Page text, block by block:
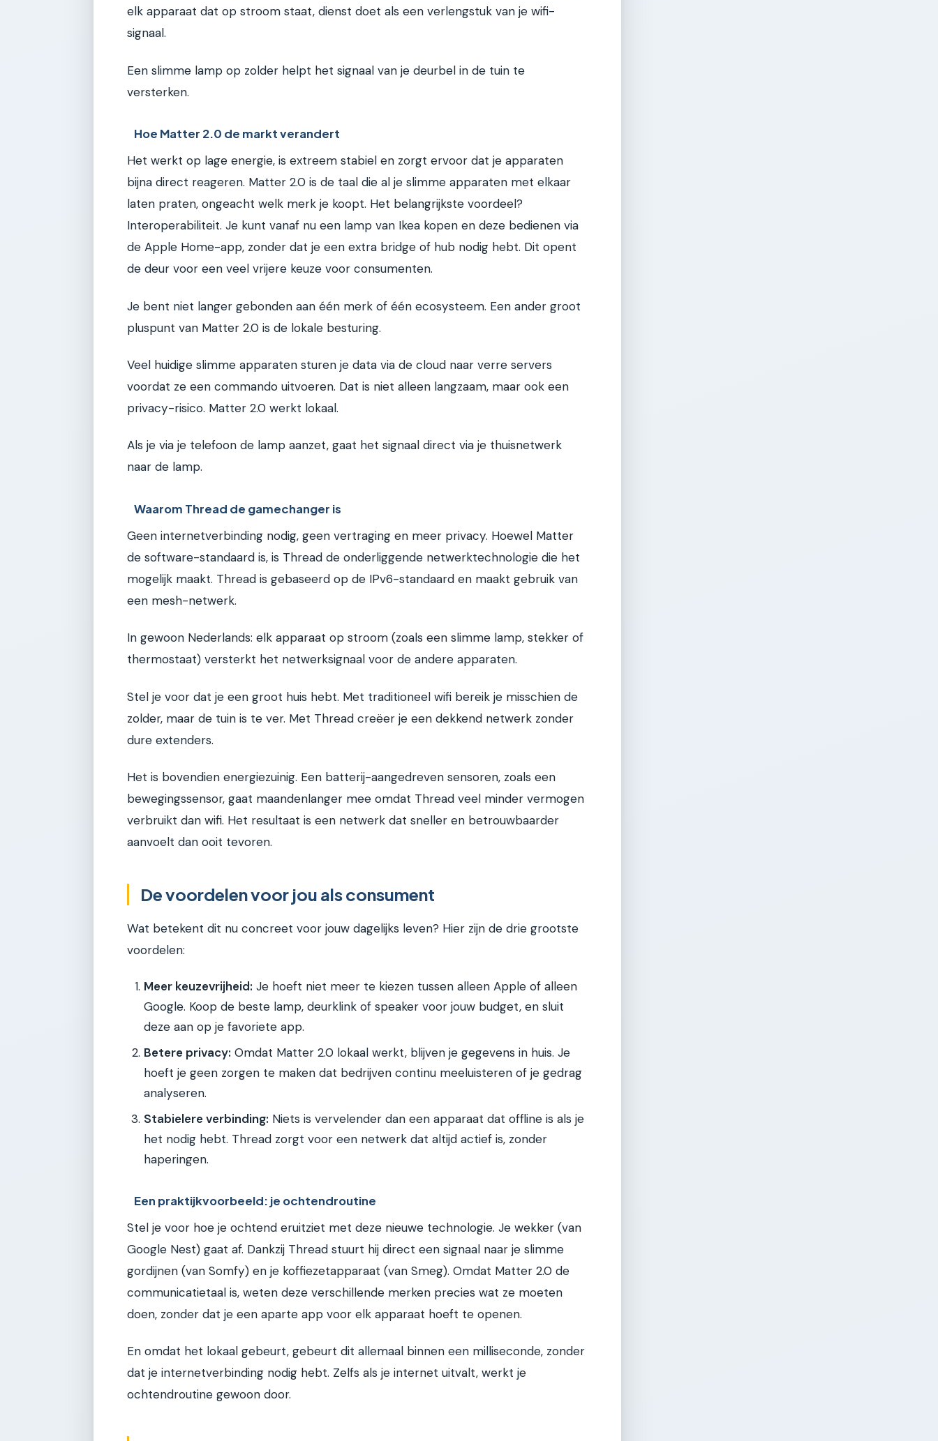
elk apparaat dat op stroom staat, dienst doet als een verlengstuk van je wifi-
signaal.
Een slimme lamp op zolder helpt het signaal van je deurbel in de tuin te
versterken.
Hoe Matter 2.0 de markt verandert
Het werkt op lage energie, is extreem stabiel en zorgt ervoor dat je apparaten
bijna direct reageren. Matter 2.0 is de taal die al je slimme apparaten met elkaar
laten praten, ongeacht welk merk je koopt. Het belangrijkste voordeel?
Interoperabiliteit. Je kunt vanaf nu een lamp van Ikea kopen en deze bedienen via
de Apple Home-app, zonder dat je een extra bridge of hub nodig hebt. Dit opent
de deur voor een veel vrijere keuze voor consumenten.
Je bent niet langer gebonden aan één merk of één ecosysteem. Een ander groot
pluspunt van Matter 2.0 is de lokale besturing.
Veel huidige slimme apparaten sturen je data via de cloud naar verre servers
voordat ze een commando uitvoeren. Dat is niet alleen langzaam, maar ook een
privacy-risico. Matter 2.0 werkt lokaal.
Als je via je telefoon de lamp aanzet, gaat het signaal direct via je thuisnetwerk
naar de lamp.
Waarom Thread de gamechanger is
Geen internetverbinding nodig, geen vertraging en meer privacy. Hoewel Matter
de software-standaard is, is Thread de onderliggende netwerktechnologie die het
mogelijk maakt. Thread is gebaseerd op de IPv6-standaard en maakt gebruik van
een mesh-netwerk.
In gewoon Nederlands: elk apparaat op stroom (zoals een slimme lamp, stekker of
thermostaat) versterkt het netwerksignaal voor de andere apparaten.
Stel je voor dat je een groot huis hebt. Met traditioneel wifi bereik je misschien de
zolder, maar de tuin is te ver. Met Thread creëer je een dekkend netwerk zonder
dure extenders.
Het is bovendien energiezuinig. Een batterij-aangedreven sensoren, zoals een
bewegingssensor, gaat maandenlanger mee omdat Thread veel minder vermogen
verbruikt dan wifi. Het resultaat is een netwerk dat sneller en betrouwbaarder
aanvoelt dan ooit tevoren.
De voordelen voor jou als consument
Wat betekent dit nu concreet voor jouw dagelijks leven? Hier zijn de drie grootste
voordelen:
Meer keuzevrijheid: Je hoeft niet meer te kiezen tussen alleen Apple of alleen
Google. Koop de beste lamp, deurklink of speaker voor jouw budget, en sluit
deze aan op je favoriete app.
Betere privacy: Omdat Matter 2.0 lokaal werkt, blijven je gegevens in huis. Je
hoeft je geen zorgen te maken dat bedrijven continu meeluisteren of je gedrag
analyseren.
Stabielere verbinding: Niets is vervelender dan een apparaat dat offline is als je
het nodig hebt. Thread zorgt voor een netwerk dat altijd actief is, zonder
haperingen.
Een praktijkvoorbeeld: je ochtendroutine
Stel je voor hoe je ochtend eruitziet met deze nieuwe technologie. Je wekker (van
Google Nest) gaat af. Dankzij Thread stuurt hij direct een signaal naar je slimme
gordijnen (van Somfy) en je koffiezetapparaat (van Smeg). Omdat Matter 2.0 de
communicatietaal is, weten deze verschillende merken precies wat ze moeten
doen, zonder dat je een aparte app voor elk apparaat hoeft te openen.
En omdat het lokaal gebeurt, gebeurt dit allemaal binnen een milliseconde, zonder
dat je internetverbinding nodig hebt. Zelfs als je internet uitvalt, werkt je
ochtendroutine gewoon door.